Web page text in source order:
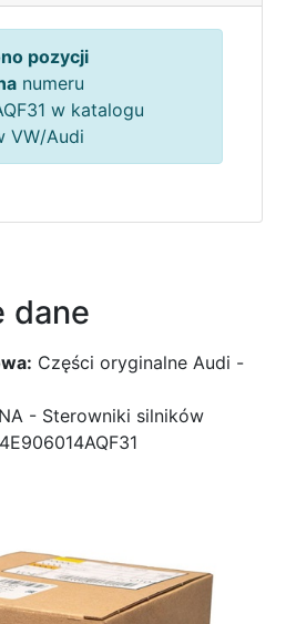
pozycji
numeru
w katalogu
VW/Audi
dane
Części oryginalne Audi -
- Sterowniki silników